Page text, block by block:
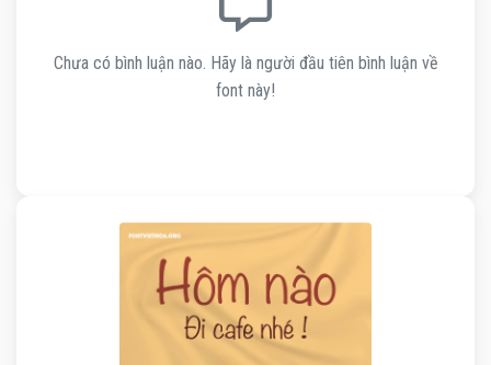
Chưa có bình luận nào. Hãy là người đầu tiên bình luận về
font này!